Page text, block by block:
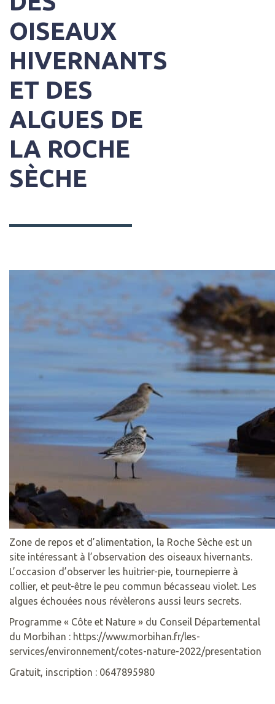
OISEAUX
HIVERNANTS
ET DES
ALGUES DE
LA ROCHE
SÈCHE
Zone de repos et d’alimentation, la Roche Sèche est un
site intéressant à l’observation des oiseaux hivernants.
L’occasion d’observer les huitrier-pie, tournepierre à
collier, et peut-être le peu commun bécasseau violet. Les
algues échouées nous révèlerons aussi leurs secrets.
Programme « Côte et Nature » du Conseil Départemental
du Morbihan : https://www.morbihan.fr/les-
services/environnement/cotes-nature-2022/presentation
Gratuit, inscription : 0647895980